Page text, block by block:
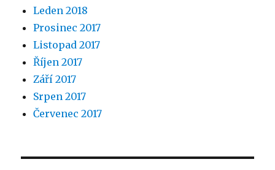
Leden 2018
Prosinec 2017
Listopad 2017
Říjen 2017
Září 2017
Srpen 2017
Červenec 2017